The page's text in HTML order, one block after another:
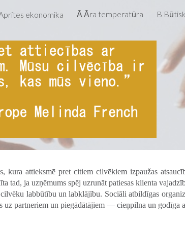
to main content
ekonomika Ā Āra temperatūra B
kura attieksmē pret citiem cilvēkiem izpaužas
tad, ja uzņēmums spēj uzrunāt patiesas klienta
labbūtību un labklājību. Sociāli atbildīgas
uz partneriem un piegādātājiem — cieņpilna un